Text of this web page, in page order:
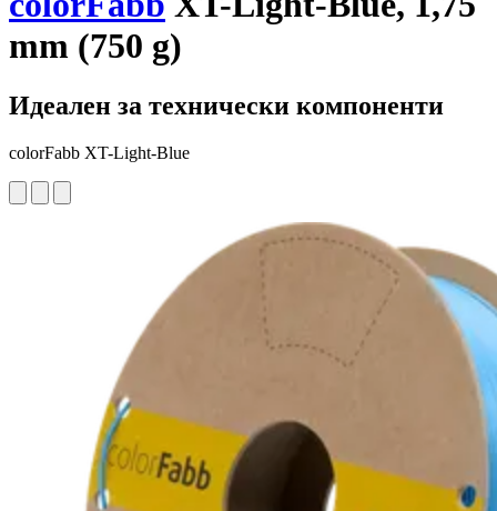
mm (750 g)
Идеален за технически компоненти
colorFabb XT-Light-Blue